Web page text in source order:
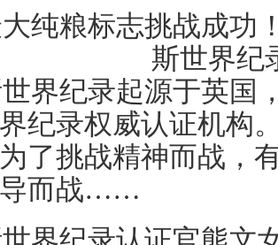
界纪录起源于英国
纪录权威认证机构
了挑战精神而战，
导而战……